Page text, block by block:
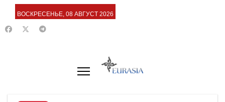
ВОСКРЕСЕНЬЕ, 08 АВГУСТ 2026